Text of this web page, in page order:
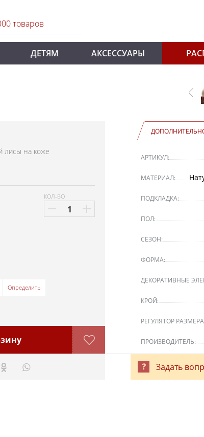
ДЕТЯМ АКСЕССУАРЫ
лисы на коже
КОЛ-ВО
Определить
АРТИКУЛ:
МАТЕРИАЛ:
ПОДКЛАДКА:
ПОЛ:
СЕЗОН:
ФОРМА:
ДЕКОРАТИВНЫЕ
КРОЙ:
РЕГУЛЯТОР
ПРОИЗВОДИТЕЛЬ:
Задать